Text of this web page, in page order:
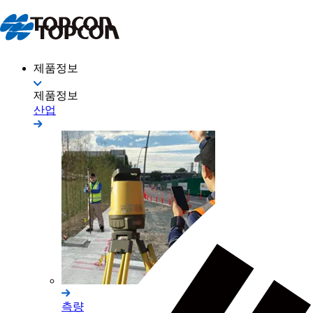
제품정보
제품정보
산업
측량